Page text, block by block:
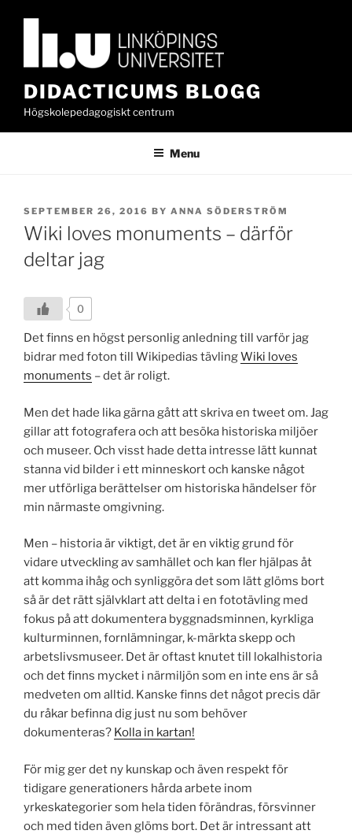
DIDACTICUMS BLOGG
Högskolepedagogiskt centrum
Menu
POSTED
ON
SEPTEMBER 26, 2016 BY ANNA SÖDERSTRÖM
Wiki loves monuments – därför
deltar jag
0
Det finns en högst personlig anledning till varför jag
bidrar med foton till Wikipedias tävlingWiki loves
monuments – det är roligt.
Men det hade lika gärna gått att skriva en tweet om. Jag
gillar att fotografera och att besöka historiska miljöer
och museer. Och visst hade detta intresse lätt kunnat
stanna vid bilder i ett minneskort och kanske något
mer utförliga berättelser om historiska händelser för
min närmaste omgivning.
Men – historia är viktigt, det är en viktig grund för
vidare utveckling av samhället och kan fler hjälpas åt
att komma ihåg och synliggöra det som lätt glöms bort
så är det rätt självklart att delta i en fototävling med
fokus på att dokumentera byggnadsminnen, kyrkliga
kulturminnen, fornlämningar, k-märkta skepp och
arbetslivsmuseer. Det är oftast knutet till lokalhistoria
och det finns mycket i närmiljön som en inte ens är så
medveten om alltid. Kanske finns det något precis där
du råkar befinna dig just nu som behöver
dokumenteras? Kolla in kartan!
För mig ger det ny kunskap och även respekt för
tidigare generationers hårda arbete inom
yrkeskategorier som hela tiden förändras, försvinner
och med tiden även glöms bort. Det är intressant att